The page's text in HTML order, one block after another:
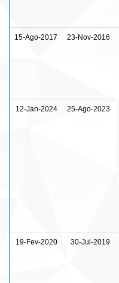
15-Ago-2017 23-Nov-2016
12-Jan-2024 25-Ago-2023
19-Fev-2020 30-Jul-2019